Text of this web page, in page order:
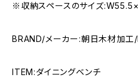
※収納スペースのサイズ
BRAND/メーカー:朝日木材加工
ITEM:ダイニングベンチ